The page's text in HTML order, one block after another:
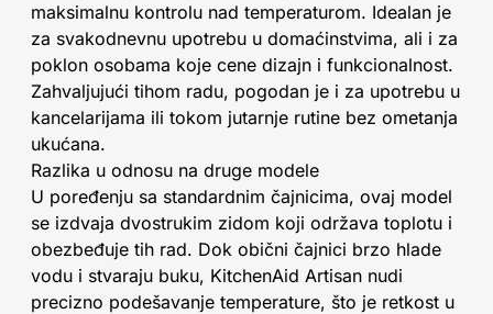
maksimalnu kontrolu nad temperaturom. Idealan je
za svakodnevnu upotrebu u domaćinstvima, ali i za
poklon osobama koje cene dizajn i funkcionalnost.
Zahvaljujući tihom radu, pogodan je i za upotrebu u
kancelarijama ili tokom jutarnje rutine bez ometanja
ukućana.
Razlika u odnosu na druge modele
U poređenju sa standardnim čajnicima, ovaj model
se izdvaja dvostrukim zidom koji održava toplotu i
obezbeđuje tih rad. Dok obični čajnici brzo hlade
vodu i stvaraju buku, KitchenAid Artisan nudi
precizno podešavanje temperature, što je retkost u